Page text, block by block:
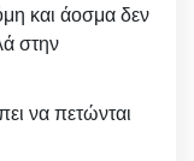
και άοσμα δεν
στην
να πετώνται